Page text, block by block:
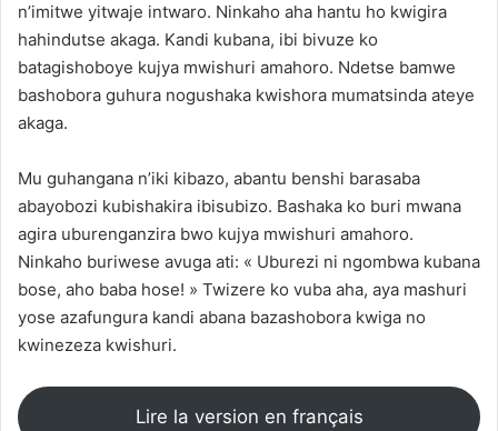
n’imitwe yitwaje intwaro. Ninkaho aha hantu ho kwigira
hahindutse akaga. Kandi kubana, ibi bivuze ko
batagishoboye kujya mwishuri amahoro. Ndetse bamwe
bashobora guhura nogushaka kwishora mumatsinda ateye
akaga.
Mu guhangana n’iki kibazo, abantu benshi barasaba
abayobozi kubishakira ibisubizo. Bashaka ko buri mwana
agira uburenganzira bwo kujya mwishuri amahoro.
Ninkaho buriwese avuga ati: « Uburezi ni ngombwa kubana
bose, aho baba hose! » Twizere ko vuba aha, aya mashuri
yose azafungura kandi abana bazashobora kwiga no
kwinezeza kwishuri.
Lire la version en français